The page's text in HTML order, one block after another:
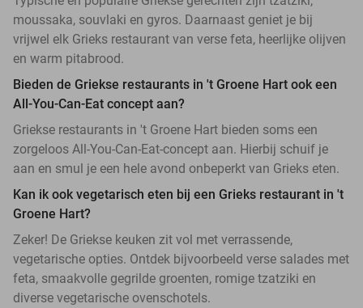
moussaka, souvlaki en gyros. Daarnaast geniet je bij
vrijwel elk Grieks restaurant van verse feta, heerlijke olijven
en warm pitabrood.
Bieden de Griekse restaurants in 't Groene Hart ook een
All-You-Can-Eat concept aan?
Griekse restaurants in 't Groene Hart bieden soms een
zorgeloos All-You-Can-Eat-concept aan. Hierbij schuif je
aan en smul je een hele avond onbeperkt van Grieks eten.
Kan ik ook vegetarisch eten bij een Grieks restaurant in 't
Groene Hart?
Zeker! De Griekse keuken zit vol met verrassende,
vegetarische opties. Ontdek bijvoorbeeld verse salades met
feta, smaakvolle gegrilde groenten, romige tzatziki en
diverse vegetarische ovenschotels.